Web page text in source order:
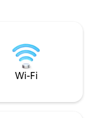
público gratuito
compras,
Street.
Wi-Fi